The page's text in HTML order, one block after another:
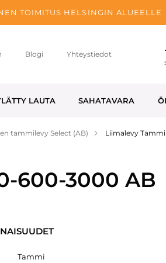
TOIMITUS HELSINGIN ALUEELLE
Blogi Yhteystiedot
LAUTA SAHATAVARA
tammilevy Select (AB) Liimalevy
600-3000 AB
Tammi